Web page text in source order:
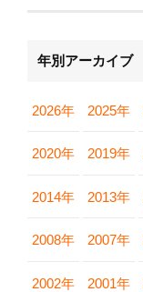
年別アーカイブ
2026年 2025年
2020年 2019年
2014年 2013年
2008年 2007年
2002年 2001年